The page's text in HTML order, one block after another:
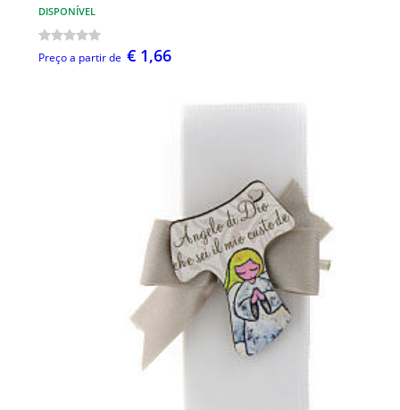
DISPONÍVEL
Preço a partir de € 1,66